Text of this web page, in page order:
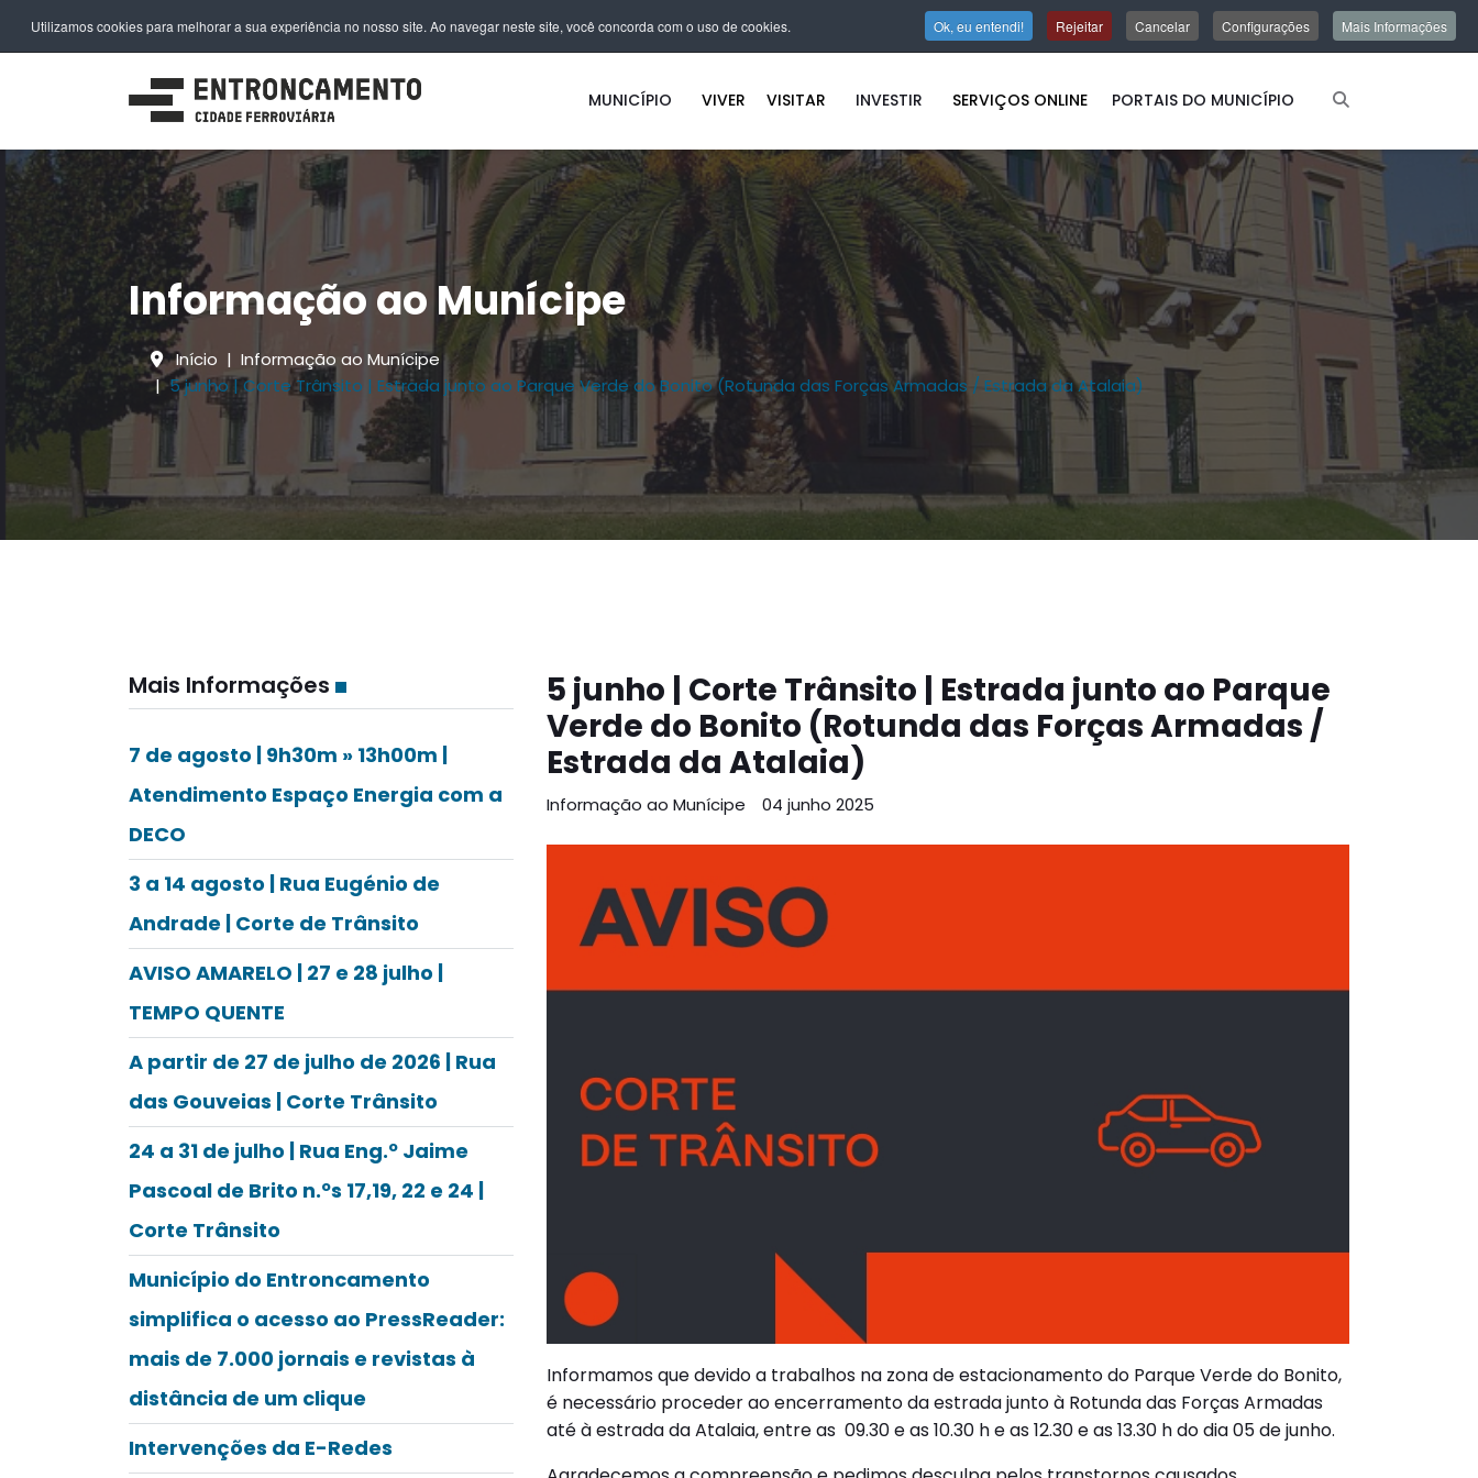
EN FRDE IT PLPTES
MUNICÍPIO VIVER VISITAR INVESTIR SERVIÇOS ONLINE PORTAIS DO MUNICÍPIO
Informação ao Munícipe
Início
Informação ao Munícipe
5 junho | Corte Trânsito | Estrada junto ao Parque Verde do Bonito (Rotunda das Forças Armadas / Estrada da Atalaia)
Mais Informações
7 de agosto | 9h30m » 13h00m |
Atendimento Espaço Energia com a
DECO
3 a 14 agosto | Rua Eugénio de
Andrade | Corte de Trânsito
AVISO AMARELO | 27 e 28 julho |
TEMPO QUENTE
A partir de 27 de julho de 2026 | Rua
das Gouveias | Corte Trânsito
24 a 31 de julho | Rua Eng.º Jaime
Pascoal de Brito n.ºs 17,19, 22 e 24 |
Corte Trânsito
Município do Entroncamento
simplifica o acesso ao PressReader:
mais de 7.000 jornais e revistas à
distância de um clique
Intervenções da E-Redes
5 junho | Corte Trânsito | Estrada junto ao Parque
Verde do Bonito (Rotunda das Forças Armadas /
Estrada da Atalaia)
Informação ao Munícipe 04 junho 2025
Informamos que devido a trabalhos na zona de estacionamento do Parque Verde do Bonito,
é necessário proceder ao encerramento da estrada junto à Rotunda das Forças Armadas
até à estrada da Atalaia, entre as 09.30 e as 10.30 h e as 12.30 e as 13.30 h do dia 05 de junho.
Utilizamos cookies para melhorar a sua experiência no nosso site. Ao navegar neste site, você concorda com o uso de cookies. Ok, eu entendi! Rejeitar Cancelar Configurações Mais Informações